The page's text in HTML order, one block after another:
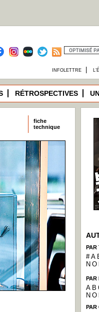
INFOLETTRE
RÉTROSPECTIVES
fiche
technique
PAR
# A
N O
PAR
A B
N O
PAR